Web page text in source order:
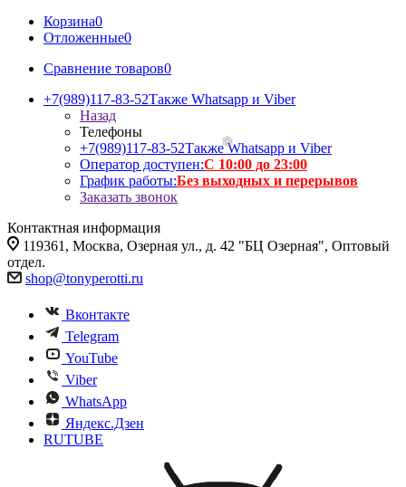
Корзина0
Отложенные0
Сравнение товаров0
+7(989)117-83-52Также Whatsapp и Viber
Назад
Телефоны
+7(989)117-83-52Также Whatsapp и Viber
Оператор доступен:С 10:00 до 23:00
График работы:Без выходных и перерывов
Заказать звонок
Контактная информация
119361, Москва, Озерная ул., д. 42 "БЦ Озерная", Оптовый
отдел.
shop@tonyperotti.ru
Вконтакте
Telegram
YouTube
Viber
WhatsApp
Яндекс.Дзен
RUTUBE